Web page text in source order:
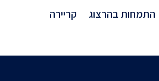
התמחות בהרצוג קריירה